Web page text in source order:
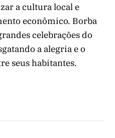
a cultura local e
econômico. Borba
celebrações do
a alegria e o
seus habitantes.